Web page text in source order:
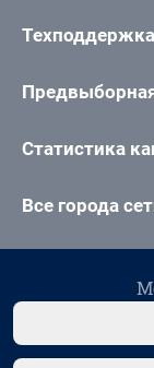
Техподдержка
Статистика
Все города